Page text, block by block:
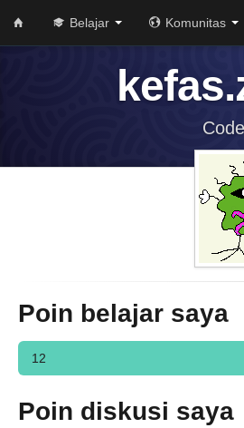
Belajar Komunitas
Poin belajar saya
12
Poin diskusi saya